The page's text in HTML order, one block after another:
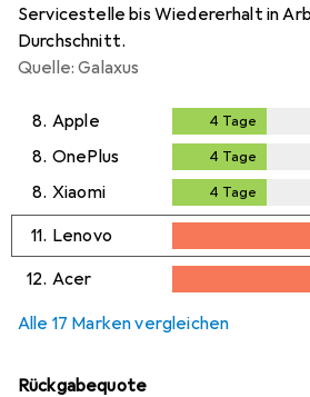
Servicestelle bis Wiedererhalt in
Durchschnitt.
Quelle: Galaxus
8. Apple 4 Tage
8. OnePlus 4 Tage
8. Xiaomi 4 Tage
11. Lenovo
10Tage
12. Acer
Alle 17 Marken vergleichen
Rückgabequote